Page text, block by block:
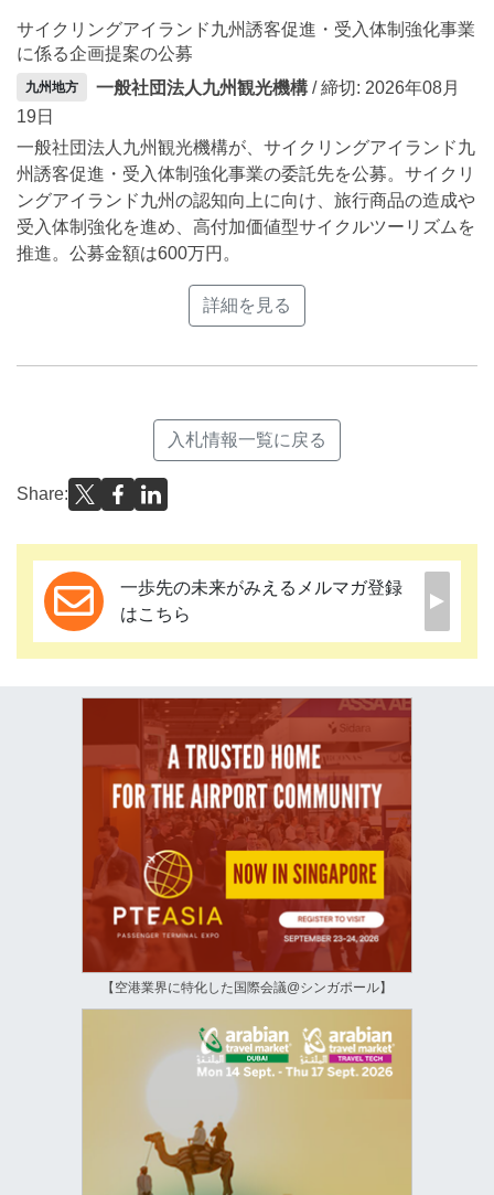
サイクリングアイランド九州誘客促進・受入体制強化事業
に係る企画提案の公募
九州地方 一般社団法人九州観光機構 / 締切: 2026年08月
19日
一般社団法人九州観光機構が、サイクリングアイランド九
州誘客促進・受入体制強化事業の委託先を公募。サイクリ
ングアイランド九州の認知向上に向け、旅行商品の造成や
受入体制強化を進め、高付加価値型サイクルツーリズムを
推進。公募金額は600万円。
詳細を見る
入札情報一覧に戻る
Share:
一歩先の未来がみえるメルマガ登録
はこちら
【空港業界に特化した国際会議@シンガポール】